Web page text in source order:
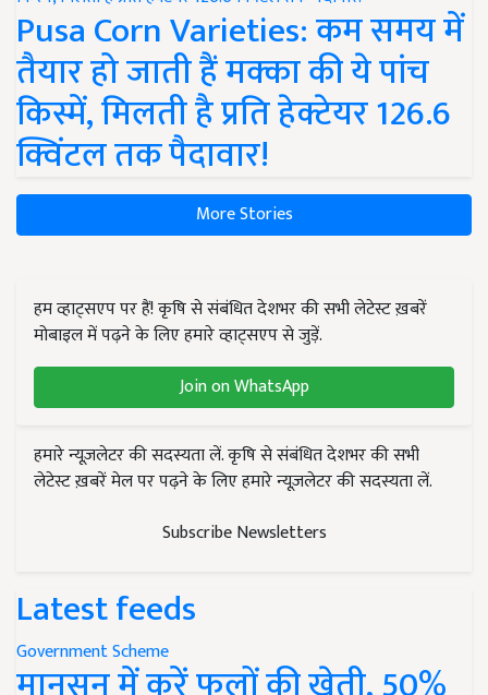
Pusa Corn Varieties: कम समय में
तैयार हो जाती हैं मक्का की ये पांच
किस्में, मिलती है प्रति हेक्टेयर 126.6
क्विंटल तक पैदावार!
More Stories
हम व्हाट्सएप पर हैं! कृषि से संबंधित देशभर की सभी लेटेस्ट ख़बरें
मोबाइल में पढ़ने के लिए हमारे व्हाट्सएप से जुड़ें.
Join on WhatsApp
हमारे न्यूज़लेटर की सदस्यता लें. कृषि से संबंधित देशभर की सभी
लेटेस्ट ख़बरें मेल पर पढ़ने के लिए हमारे न्यूज़लेटर की सदस्यता लें.
Subscribe Newsletters
Latest feeds
Government Scheme